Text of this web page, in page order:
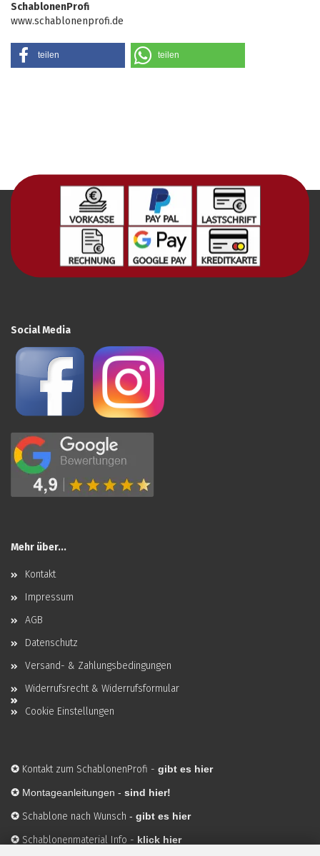
SchablonenProfi
www.schablonenprofi.de
teilen teilen
Social Media
Mehr über...
Kontakt
Impressum
AGB
Datenschutz
Versand- & Zahlungsbedingungen
Widerrufsrecht & Widerrufsformular
Cookie Einstellungen
✪ Kontakt zum SchablonenProfi - gibt es hier
✪ Montageanleitungen - sind hier!
✪ Schablone nach Wunsch - gibt es hier
✪ Schablonenmaterial Info - klick hier